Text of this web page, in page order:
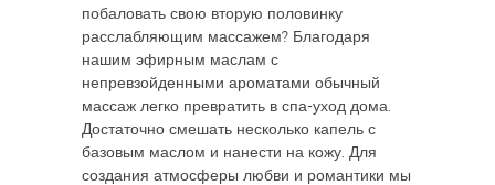
побаловать свою вторую половинку
расслабляющим массажем? Благодаря
нашим эфирным маслам с
непревзойденными ароматами обычный
массаж легко превратить в спа-уход дома.
Достаточно смешать несколько капель с
базовым маслом и нанести на кожу. Для
создания атмосферы любви и романтики мы